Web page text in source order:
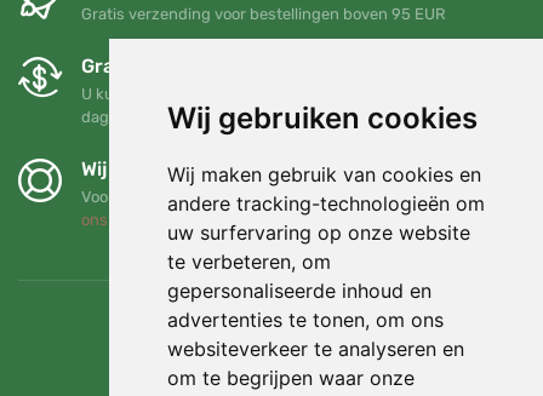
Wij gebruiken cookies
Wij maken gebruik van cookies en
andere tracking-technologieën om
uw surfervaring op onze website
te verbeteren, om
gepersonaliseerde inhoud en
advertenties te tonen, om ons
websiteverkeer te analyseren en
om te begrijpen waar onze
Gratis verzending voor bestellingen boven 95 EUR
Gratis ruilen en retourneren
U kunt uw bestelling op elk gewenst moment binnen 90
dagen retourneren of ruilen
Wij steunen Trees.org
Voor elke bestelling planten we een boom! Lees meer Over
ons